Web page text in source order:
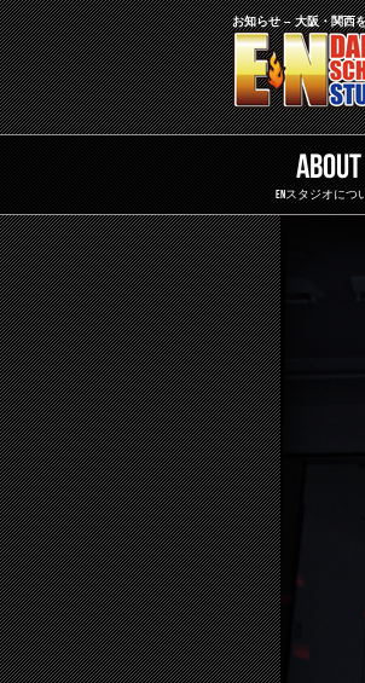
お知らせ – 大阪・関西
ABOUT
ENスタジオにつ